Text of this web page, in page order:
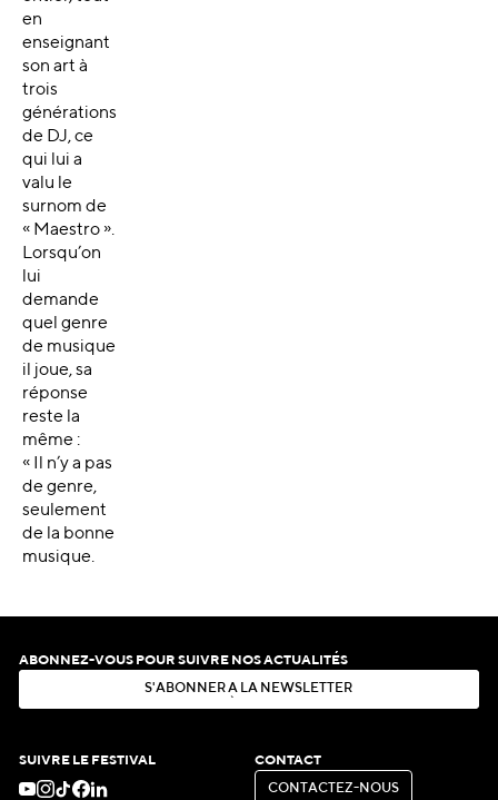
en
enseignant
son art à
trois
générations
de DJ, ce
qui lui a
valu le
surnom de
« Maestro ».
Lorsqu’on
lui
demande
quel genre
de musique
il joue, sa
réponse
reste la
même :
« Il n’y a pas
de genre,
seulement
de la bonne
musique.
ABONNEZ-VOUS POUR SUIVRE NOS ACTUALITÉS
S'ABON N ER À LA N EWSLE ER
SUIVRE LE FESTIVAL CONTACT
CON ACT EZ-N OUS